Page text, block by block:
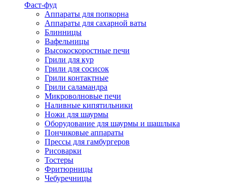
Фаст-фуд
Аппараты для попкорна
Аппараты для сахарной ваты
Блинницы
Вафельницы
Высокоскоростные печи
Грили для кур
Грили для сосисок
Грили контактные
Грили саламандра
Микроволновые печи
Наливные кипятильники
Ножи для шаурмы
Оборудование для шаурмы и шашлыка
Пончиковые аппараты
Прессы для гамбургеров
Рисоварки
Тостеры
Фритюрницы
Чебуречницы